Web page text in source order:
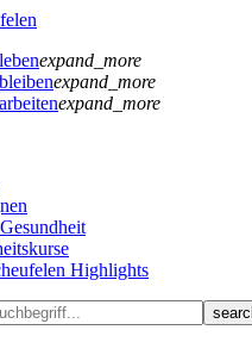
expand_more
expand_more
expand_more
Highlights